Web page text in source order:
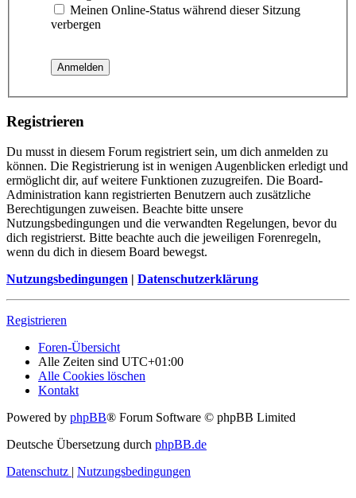
Meinen Online-Status während dieser Sitzung
verbergen
Registrieren
Du musst in diesem Forum registriert sein, um dich anmelden zu
können. Die Registrierung ist in wenigen Augenblicken erledigt und
ermöglicht dir, auf weitere Funktionen zuzugreifen. Die Board-
Administration kann registrierten Benutzern auch zusätzliche
Berechtigungen zuweisen. Beachte bitte unsere
Nutzungsbedingungen und die verwandten Regelungen, bevor du
dich registrierst. Bitte beachte auch die jeweiligen Forenregeln,
wenn du dich in diesem Board bewegst.
Nutzungsbedingungen | Datenschutzerklärung
Registrieren
Foren-Übersicht
Alle Zeiten sind UTC+01:00
Alle Cookies löschen
Kontakt
Powered by phpBB® Forum Software © phpBB Limited
Deutsche Übersetzung durch phpBB.de
Datenschutz | Nutzungsbedingungen